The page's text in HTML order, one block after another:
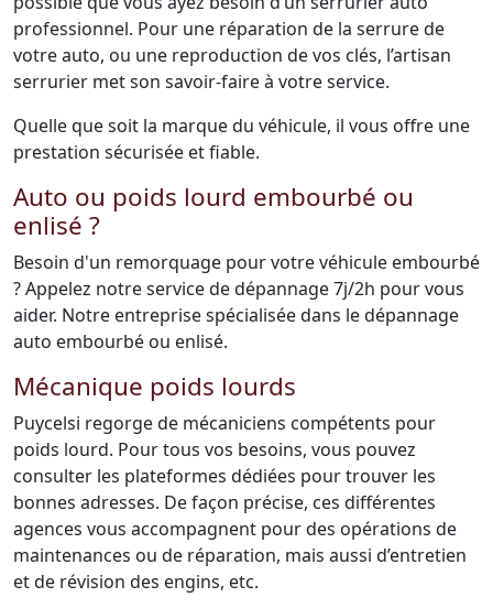
professionnel. Pour une réparation de la serrure de
votre auto, ou une reproduction de vos clés, l’artisan
serrurier met son savoir-faire à votre service.
Quelle que soit la marque du véhicule, il vous offre une
prestation sécurisée et fiable.
Auto ou poids lourd embourbé ou
enlisé ?
Besoin d'un remorquage pour votre véhicule embourbé
? Appelez notre service de dépannage 7j/2h pour vous
aider. Notre entreprise spécialisée dans le dépannage
auto embourbé ou enlisé.
Mécanique poids lourds
Puycelsi regorge de mécaniciens compétents pour
poids lourd. Pour tous vos besoins, vous pouvez
consulter les plateformes dédiées pour trouver les
bonnes adresses. De façon précise, ces différentes
agences vous accompagnent pour des opérations de
maintenances ou de réparation, mais aussi d’entretien
et de révision des engins, etc.